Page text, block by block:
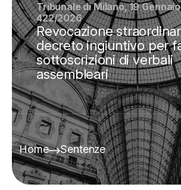
Tribunale di Milano, 19
422/2026
Revocazione
decreto ingiuntivo per
sottoscrizioni di verbali
assembleari
Home Sentenze